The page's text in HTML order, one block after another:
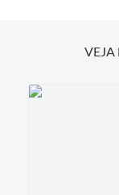
VEJA